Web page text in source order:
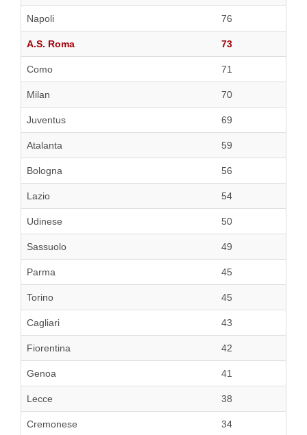
Napoli 76
A.S. Roma 73
Como 71
Milan 70
Juventus 69
Atalanta 59
Bologna 56
Lazio 54
Udinese 50
Sassuolo 49
Parma 45
Torino 45
Cagliari 43
Fiorentina 42
Genoa 41
Lecce 38
Cremonese 34